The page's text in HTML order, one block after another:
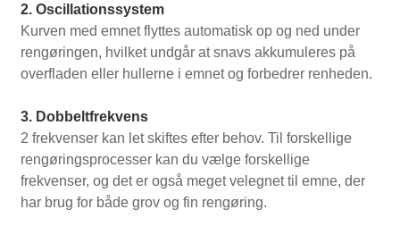
2. Oscillationssystem
Kurven med emnet flyttes automatisk op og ned under
rengøringen, hvilket undgår at snavs akkumuleres på
overfladen eller hullerne i emnet og forbedrer renheden.
3. Dobbeltfrekvens
2 frekvenser kan let skiftes efter behov. Til forskellige
rengøringsprocesser kan du vælge forskellige
frekvenser, og det er også meget velegnet til emne, der
har brug for både grov og fin rengøring.